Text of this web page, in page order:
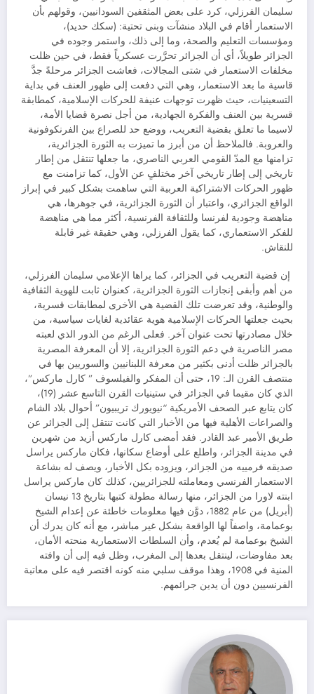
سليمان الفرزلي، كرد على بعض المثقفين السودانيين، وقولهم بأن
الاستعمار أقام في البلاد منشآت وبنى تحتية: (سكك حديد)،
ومؤسسات التعليم والصحة، وما إلى ذلك، واستمر وجوده في
الجزائر طويلاً، أي أن الجزائر تحرَّرت عسكرياً فقط، في حين ظلت
مخلفات الاستعمار في شتى المجالات، فعاشت الجزائر مرحلةً جدَّ
قاسية ما بعد الاستعمار، وهي التي دفعت إلى ظهور العنف في بداية
التسعينيات، حيث ظهرت توجهات عنيفة للحركات الإسلامية، كمطابقة
قسرية بين العنف والفكرة الجهادية، من أجل نصرة قضايا الأمة،
لاسيما ما تعلق بقضية التعريب، ووضع حد للصراع بين الفرنكوفونية
والعروبة. فالملاحظ أن من أبرز ما تميزت به الثورة الجزائرية،
تزامنها مع المدّ القومي العربي الناصري، ما جعلها تنتقل من إطار
تاريخي إلى إطار تاريخي آخر مختلفٍ عن الأول، كما تزامنت مع
ظهور الحركات الاشتراكية العربية التي ساهمت بشكل كبير في إبراز
الواقع الجزائري، واعتبار أن الثورة الجزائرية، في جوهرها، هي
مناهضة وجودية لفرنسا وللثقافة الفرنسية، أكثر مما هي مناهضة
للفكر الاستعماري، كما يقول الفرزلي، وهي حقيقة غير قابلة
للنقاش.
إن قضية التعريب في الجزائر، كما يراها الإعلامي سليمان الفرزلي،
من أهم وأبقى إنجازات الثورة الجزائرية، كعنوان ثابت للهوية الثقافية
والوطنية، وقد تعرضت تلك القضية هي الأخرى لمطابقات قسرية،
بحيث جعلتها الحركات الإسلامية هوية عقائدية لغايات سياسية، من
خلال مصادرتها تحت عنوان آخر. فعلى الرغم من الدور الذي لعبته
مصر الناصرية في دعم الثورة الجزائرية، إلا أن المعرفة المصرية
بالجزائر ظلت أدنى بكثير من معرفة اللبنانيين والسوريين بها في
منتصف القرن الـ: 19، حتى أن المفكر والفيلسوف ” كارل ماركس”،
الذي كان مقيما في الجزائر في ستينيات القرن التاسع عشر (19)،
كان يتابع عبر الصحف الأمريكية “نيويورك تريبيون” أحوال بلاد الشام
والصراعات الأهلية فيها من الأخبار التي كانت تنتقل إلى الجزائر عن
طريق الأمير عبد القادر. فقد أمضى كارل ماركس أزيد من شهرين
في مدينة الجزائر، واطلع على أوضاع سكانها، فكان ماركس يراسل
صديقه فرمييه من الجزائر، ويزوده بكل الأخبار، ويصف له بشاعة
الاستعمار الفرنسي ومعاملته للجزائريين، كذلك كان ماركس يراسل
ابنته لاورا من الجزائر، منها رسالة مطولة كتبها بتاريخ 13 نيسان
(أبريل) من عام 1882، دوَّن فيها معلومات خاطئة عن إعدام الشيخ
بوعمامة، واصفاً لها الواقعة بشكل غير مباشر، مع أنه كان يدرك أن
الشيخ بوعمامة لم يُعدم، وأن السلطات الاستعمارية منحته الأمان،
بعد مفاوضات، لينتقل بعدها إلى المغرب، وظل فيه إلى أن وافته
المنية في 1908، وهذا موقف سلبي منه كونه اقتصر فيه على معاتبة
الفرنسيين دون أن يدين جرائمهم.